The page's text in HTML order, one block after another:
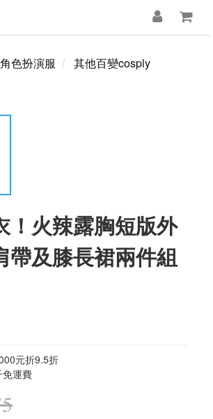
角色扮演服 其他百變cosply
！火辣露胸短版外
帶及膝長裙兩件組
元折9.5折
運費